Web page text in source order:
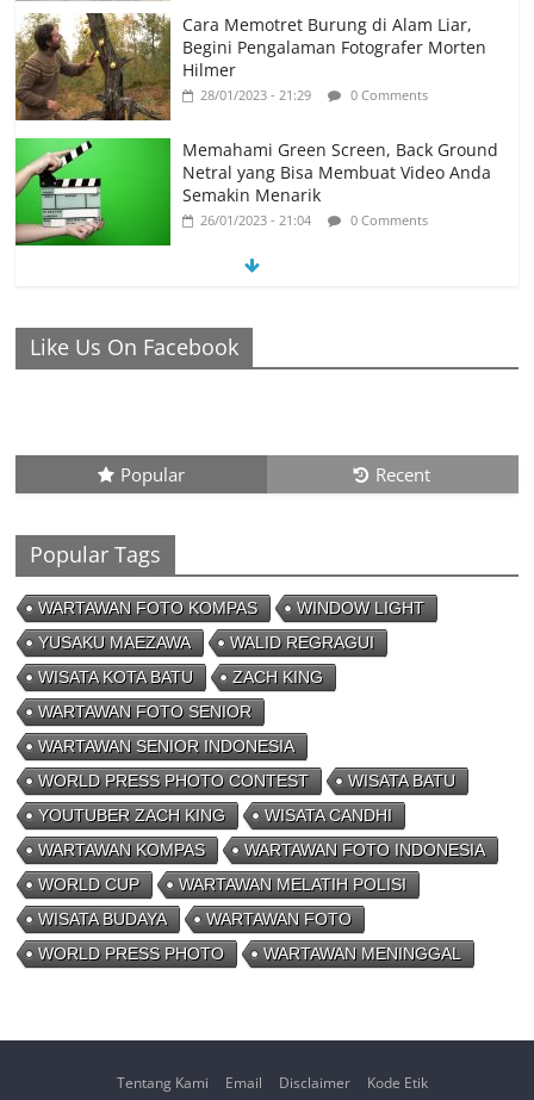
Cara Memotret Burung di Alam Liar,
Begini Pengalaman Fotografer Morten
Hilmer
28/01/2023 - 21:29 0 Comments
Memahami Green Screen, Back Ground
Netral yang Bisa Membuat Video Anda
Semakin Menarik
26/01/2023 - 21:04 0 Comments
Ronaldo Istiqomah di Al Nassr, Bersiap di Laga Piala
Super Arab, Messi Diprediksi Pecahkan Rekor Cetak Gol
26/01/2023 - 16:28 0 Comments
Dapat Jutaan Rupiah Per Bulan Dari
Foto Handphone
04/08/2023 - 09:26 0 Comments
Like Us On Facebook
Popular Recent
Popular Tags
WARTAWAN FOTO KOMPAS
WINDOW LIGHT
YUSAKU MAEZAWA
WALID REGRAGUI
WISATA KOTA BATU
ZACH KING
WARTAWAN FOTO SENIOR
WARTAWAN SENIOR INDONESIA
WORLD PRESS PHOTO CONTEST
WISATA BATU
YOUTUBER ZACH KING
WISATA CANDHI
WARTAWAN KOMPAS
WARTAWAN FOTO INDONESIA
WORLD CUP
WARTAWAN MELATIH POLISI
WISATA BUDAYA
WARTAWAN FOTO
WORLD PRESS PHOTO
WARTAWAN MENINGGAL
Tentang Kami Email Disclaimer Kode Etik